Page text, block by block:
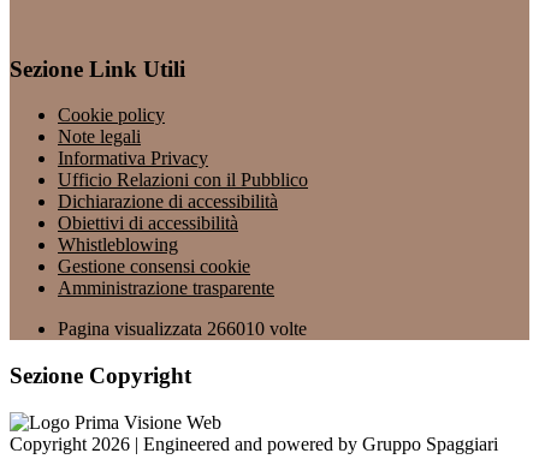
Sezione Link Utili
Cookie policy
Note legali
Informativa Privacy
Ufficio Relazioni con il Pubblico
Dichiarazione di accessibilità
Obiettivi di accessibilità
Whistleblowing
Gestione consensi cookie
Amministrazione trasparente
Pagina visualizzata 266010 volte
Sezione Copyright
Copyright 2026 | Engineered and powered by Gruppo Spaggiari